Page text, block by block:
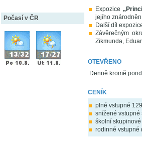
Počasí v ČR
Expozice
jejího
Další díl
Závěrečným
Zikmunda,
OTEVŘENO
Denně kromě
CENÍK
plné vstupné
snížené vstupné
školní
rodinné vstupné